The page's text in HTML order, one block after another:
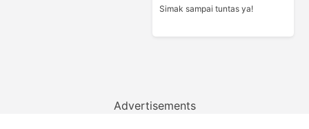
Simak sampai tuntas ya!
Advertisements